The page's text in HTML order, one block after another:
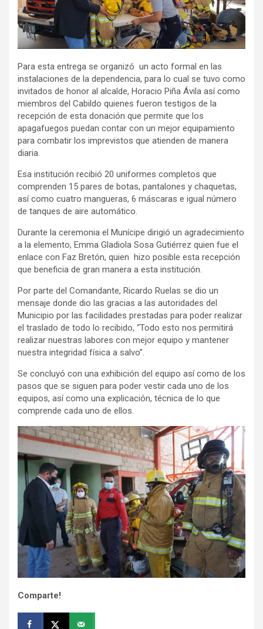
Para esta entrega se organizó un acto formal en las
instalaciones de la dependencia, para lo cual se tuvo como
invitados de honor al alcalde, Horacio Piña Ávila así como
miembros del Cabildo quienes fueron testigos de la
recepción de esta donación que permite que los
apagafuegos puedan contar con un mejor equipamiento
para combatir los imprevistos que atienden de manera
diaria.
Esa institución recibió 20 uniformes completos que
comprenden 15 pares de botas, pantalones y chaquetas,
así como cuatro mangueras, 6 máscaras e igual número
de tanques de aire automático.
Durante la ceremonia el Munícipe dirigió un agradecimiento
a la elemento, Emma Gladiola Sosa Gutiérrez quien fue el
enlace con Faz Bretón, quien hizo posible esta recepción
que beneficia de gran manera a esta institución.
Por parte del Comandante, Ricardo Ruelas se dio un
mensaje donde dio las gracias a las autoridades del
Municipio por las facilidades prestadas para poder realizar
el traslado de todo lo recibido, “Todo esto nos permitirá
realizar nuestras labores con mejor equipo y mantener
nuestra integridad física a salvo”.
Se concluyó con una exhibición del equipo así como de los
pasos que se siguen para poder vestir cada uno de los
equipos, así como una explicación, técnica de lo que
comprende cada uno de ellos.
Comparte!